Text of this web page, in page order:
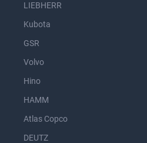
LIEBHERR
Kubota
GSR
Volvo
Hino
HAMM
Atlas Copco
DEUTZ